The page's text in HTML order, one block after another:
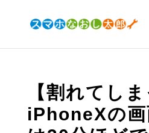
【割れてし
iPhoneXの画